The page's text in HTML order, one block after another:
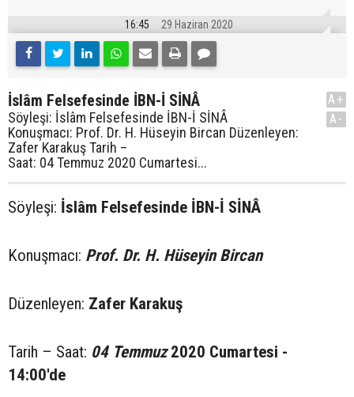
16:45 29 Haziran 2020
İslâm Felsefesinde İBN-İ SİNÂ
Söyleşi: İslâm Felsefesinde İBN-İ SİNÂ
Konuşmacı: Prof. Dr. H. Hüseyin Bircan Düzenleyen:
Zafer Karakuş Tarih –
Saat: 04 Temmuz 2020 Cumartesi...
A+
A-
Söyleşi: İslâm Felsefesinde İBN-İ SİNÂ
Konuşmacı: Prof. Dr. H. Hüseyin Bircan
Düzenleyen: Zafer Karakuş
Tarih – Saat: 04 Temmuz2020 Cumartesi -
14:00'de